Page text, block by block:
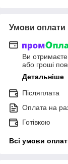
Умови оплати
Ви
або гроші
Детальніше
Післяплата
Оплата на
Готівкою
Всі умови